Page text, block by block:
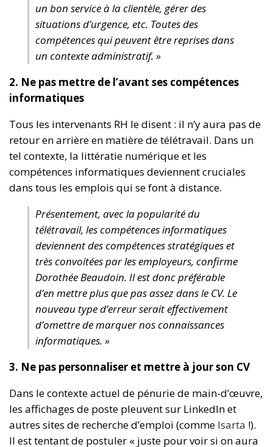
un bon service à la clientèle, gérer des
situations d’urgence, etc. Toutes des
compétences qui peuvent être reprises dans
un contexte administratif. »
2. Ne pas mettre de l’avant ses compétences
informatiques
Tous les intervenants RH le disent : il n’y aura pas de
retour en arrière en matière de télétravail. Dans un
tel contexte, la littératie numérique et les
compétences informatiques deviennent cruciales
dans tous les emplois qui se font à distance.
Présentement, avec la popularité du
télétravail, les compétences informatiques
deviennent des compétences stratégiques et
très convoitées par les employeurs, confirme
Dorothée Beaudoin. Il est donc préférable
d’en mettre plus que pas assez dans le CV. Le
nouveau type d’erreur serait effectivement
d’omettre de marquer nos connaissances
informatiques. »
3. Ne pas personnaliser et mettre à jour son CV
Dans le contexte actuel de pénurie de main-d’œuvre,
les affichages de poste pleuvent sur LinkedIn et
autres sites de recherche d’emploi (comme Isarta !).
Il est tentant de postuler « juste pour voir si on aura